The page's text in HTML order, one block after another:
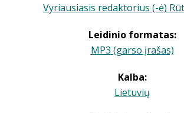
Vyriausiasis redaktorius (-ė)
Leidinio formatas:
MP3 (garso įrašas)
Kalba:
Lietuvių